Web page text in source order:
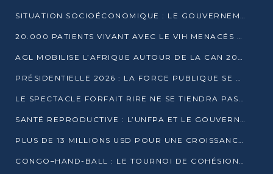
SITUATION SOCIOÉCONOMIQUE : LE GOUVERNEMENT INTERPELLÉ DEVANT LE SÉNAT
20.000 PATIENTS VIVANT AVEC LE VIH MENACÉS D’ARRÊT DE TRAITEMENT
AGL MOBILISE L’AFRIQUE AUTOUR DE LA CAN 2025
PRÉSIDENTIELLE 2026 : LA FORCE PUBLIQUE SE PRÉPARE À SÉCURISER LE SCRUTIN
LE SPECTACLE FORFAIT RIRE NE SE TIENDRA PAS LE 1ER JANVIER
SANTÉ REPRODUCTIVE : L’UNFPA ET LE GOUVERNEMENT AFFINENT LES PRIORITÉS DE 2026
PLUS DE 13 MILLIONS USD POUR UNE CROISSANCE VERTE ET SOUVERAINE
CONGO–HAND-BALL : LE TOURNOI DE COHÉSION ET DE FRATERNITÉ ALLUME SES LAMPIONS À BRAZZAVILLE